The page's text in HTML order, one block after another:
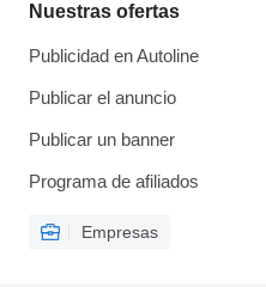
Nuestras ofertas
Publicidad en Autoline
Publicar el anuncio
Publicar un banner
Programa de afiliados
Empresas